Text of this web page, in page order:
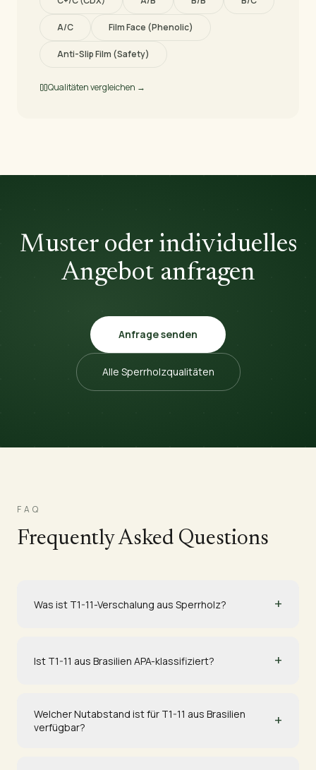
A/C Film Face (Phenolic)
Anti-Slip Film (Safety)
Qualitäten vergleichen →
Muster oder individuelles
Angebot anfragen
Anfrage senden
Alle Sperrholzqualitäten
FAQ
Frequently Asked Questions
Was ist T1-11-Verschalung aus Sperrholz? +
Ist T1-11 aus Brasilien APA-klassifiziert? +
Welcher Nutabstand ist für T1-11 aus Brasilien
verfügbar?
+